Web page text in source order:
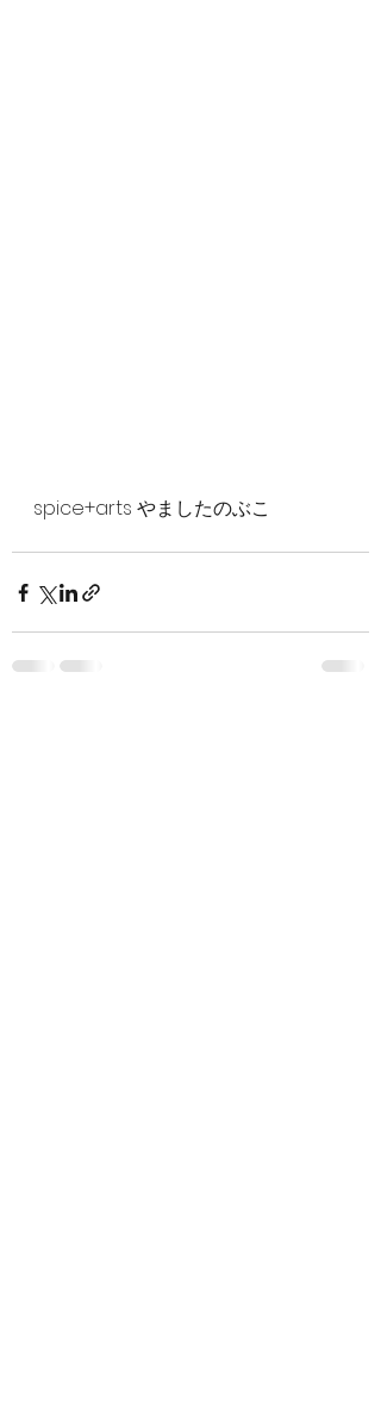
spice+arts やましたのぶこ